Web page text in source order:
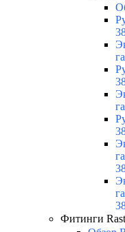
Фитинги